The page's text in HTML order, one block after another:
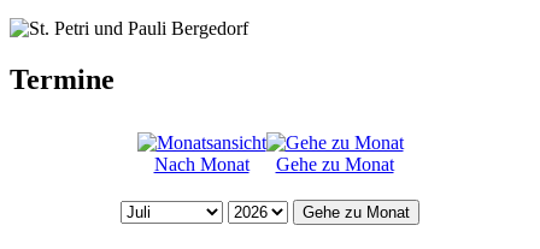
Termine
Nach Monat Gehe zu Monat
Gehe zu Monat